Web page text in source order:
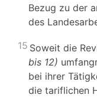
Bezug zu der
des
15 Soweit die
bis 12)
bei ihrer
die tariflichen